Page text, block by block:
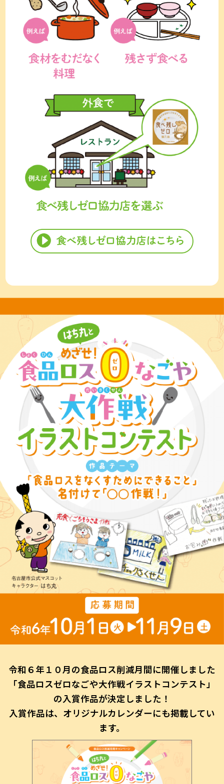
令和６年１０月の食品ロス削減月間に開催しました
「食品ロスゼロなごや大作戦イラストコンテスト」
の入賞作品が決定しました！
入賞作品は、オリジナルカレンダーにも掲載してい
ます。